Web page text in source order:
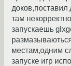
доков,поставил
там
запускаешь
местам,одним
запуске игр